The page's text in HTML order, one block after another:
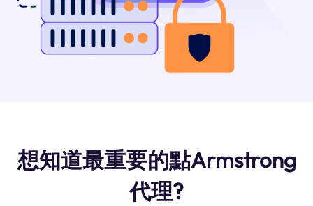
想知道最重要的點Armstrong
代理?